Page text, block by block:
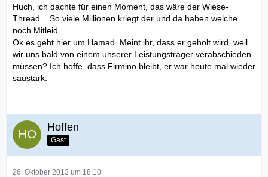
Huch, ich dachte für einen Moment, das wäre der Wiese-
Thread... So viele Millionen kriegt der und da haben welche
noch Mitleid...
Ok es geht hier um Hamad. Meint ihr, dass er geholt wird, weil
wir uns bald von einem unserer Leistungsträger verabschieden
müssen? Ich hoffe, dass Firmino bleibt, er war heute mal wieder
saustark.
Hoffen
Gast
26. Oktober 2013 um 18:10